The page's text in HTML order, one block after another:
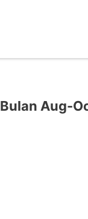
Bulan Aug-